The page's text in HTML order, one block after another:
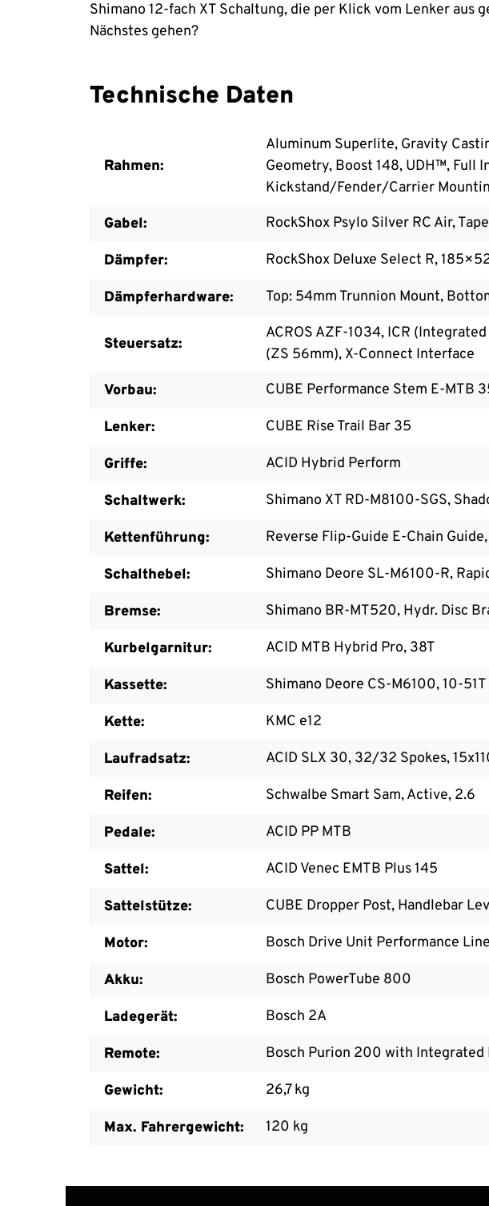
Shimano 12-fach XT Schaltung, die per Klick vom Lenker aus
Nächstes gehen?
Technische Daten
Rahmen:
Aluminum Superlite, Gravity
Geometry, Boost 148, UDH™, Full
Kickstand/Fender/Carrier
Gabel:
RockShox Psylo Silver RC Air,
Dämpfer: RockShox Deluxe Select R,
Dämpferhardware: Top: 54mm Trunnion Mount,
Steuersatz:
ACROS AZF-1034, ICR
(ZS 56mm), X-Connect Interface
Vorbau:
CUBE Performance Stem E-MTB
Lenker: CUBE Rise Trail Bar 35
Griffe: ACID Hybrid Perform
Schaltwerk: Shimano XT RD-M8100-SGS,
Kettenführung: Reverse Flip-Guide E-Chain
Schalthebel: Shimano Deore SL-M6100-R,
Bremse: Shimano BR-MT520, Hydr. Disc
Kurbelgarnitur: ACID MTB Hybrid Pro, 38T
Kassette: Shimano Deore CS-M6100, 10-51T
Kette: KMC e12
Laufradsatz: ACID SLX 30, 32/32 Spokes,
Reifen: Schwalbe Smart Sam, Active, 2.6
Pedale: ACID PP MTB
Sattel: ACID Venec EMTB Plus 145
Sattelstütze: CUBE Dropper Post, Handlebar
Motor: Bosch Drive Unit Performance
Akku: Bosch PowerTube 800
Ladegerät: Bosch 2A
Remote: Bosch Purion 200 with Integrated
Gewicht: 26,7 kg
Max. Fahrergewicht: 120 kg